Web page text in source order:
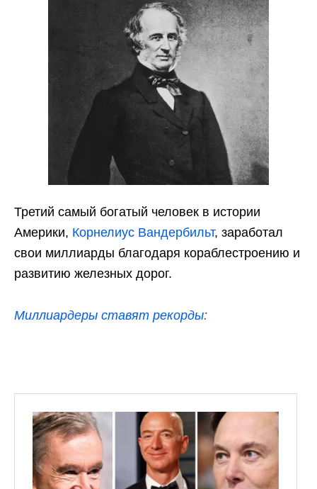
Третий самый богатый человек в истории
Америки, Корнелиус Вандербильт, заработал
свои миллиарды благодаря кораблестроению и
развитию железных дорог.
Миллиардеры ставят рекорды: